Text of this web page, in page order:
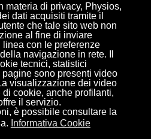
materia di privacy, Physios,
dati acquisiti tramite il
che tale sito web non
al fine di inviare
con le preferenze
navigazione in rete. Il
tecnici, statistici
sono presenti video
visualizzazione dei video
cookie, anche profilanti,
il servizio.
è possibile consultare la
Informativa Cookie
per rimanere sempre